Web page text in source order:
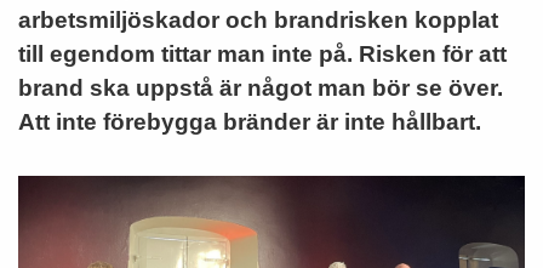
arbetsmiljöskador och brandrisken kopplat
till egendom tittar man inte på. Risken för att
brand ska uppstå är något man bör se över.
Att inte förebygga bränder är inte hållbart.